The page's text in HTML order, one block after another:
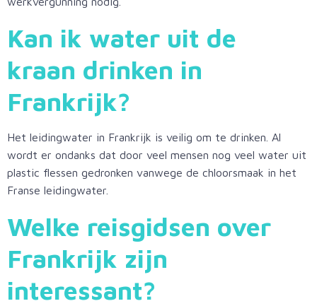
Kan ik water uit de
kraan drinken in
Frankrijk?
Het leidingwater in Frankrijk is veilig om te drinken. Al
wordt er ondanks dat door veel mensen nog veel water uit
plastic flessen gedronken vanwege de chloorsmaak in het
Franse leidingwater.
Welke reisgidsen over
Frankrijk zijn
interessant?